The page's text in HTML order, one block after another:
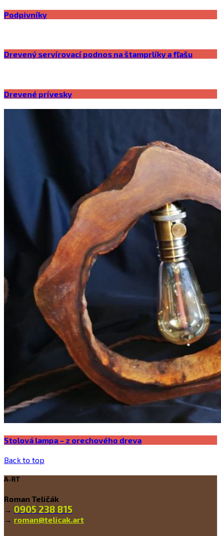
Podpivníky
Drevený servírovací podnos na štamprlíky a fľašu
Drevené prívesky
Stolová lampa – z orechového dreva
Back to top
A-RT
Roman Teličák
→ 0905 238 815
→ roman@telicak.art